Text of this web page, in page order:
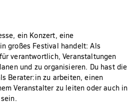
ein Konzert, eine
großes Festival handelt: Als
verantwortlich, Veranstaltungen
und zu organisieren. Du hast die
Berater:in zu arbeiten, einen
Veranstalter zu leiten oder auch in